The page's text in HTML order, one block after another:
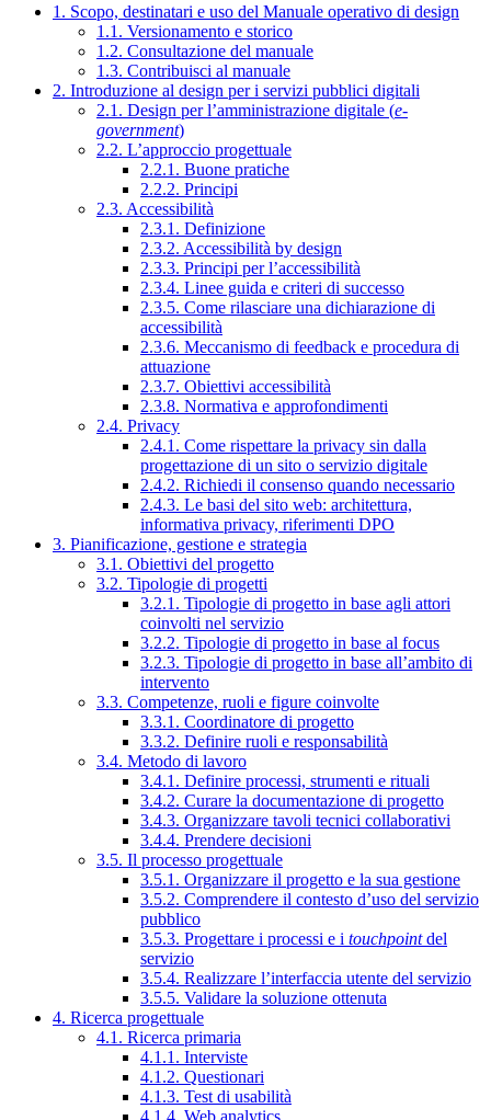
1. Scopo, destinatari e uso del Manuale operativo di design
1.1. Versionamento e storico
1.2. Consultazione del manuale
1.3. Contribuisci al manuale
2. Introduzione al design per i servizi pubblici digitali
2.1. Design per l’amministrazione digitale (e-
government)
2.2. L’approccio progettuale
2.2.1. Buone pratiche
2.2.2. Principi
2.3. Accessibilità
2.3.1. Definizione
2.3.2. Accessibilità by design
2.3.3. Principi per l’accessibilità
2.3.4. Linee guida e criteri di successo
2.3.5. Come rilasciare una dichiarazione di
accessibilità
2.3.6. Meccanismo di feedback e procedura di
attuazione
2.3.7. Obiettivi accessibilità
2.3.8. Normativa e approfondimenti
2.4. Privacy
2.4.1. Come rispettare la privacy sin dalla
progettazione di un sito o servizio digitale
2.4.2. Richiedi il consenso quando necessario
2.4.3. Le basi del sito web: architettura,
informativa privacy, riferimenti DPO
3. Pianificazione, gestione e strategia
3.1. Obiettivi del progetto
3.2. Tipologie di progetti
3.2.1. Tipologie di progetto in base agli attori
coinvolti nel servizio
3.2.2. Tipologie di progetto in base al focus
3.2.3. Tipologie di progetto in base all’ambito di
intervento
3.3. Competenze, ruoli e figure coinvolte
3.3.1. Coordinatore di progetto
3.3.2. Definire ruoli e responsabilità
3.4. Metodo di lavoro
3.4.1. Definire processi, strumenti e rituali
3.4.2. Curare la documentazione di progetto
3.4.3. Organizzare tavoli tecnici collaborativi
3.4.4. Prendere decisioni
3.5. Il processo progettuale
3.5.1. Organizzare il progetto e la sua gestione
3.5.2. Comprendere il contesto d’uso del servizio
pubblico
3.5.3. Progettare i processi e i touchpointdel
servizio
3.5.4. Realizzare l’interfaccia utente del servizio
3.5.5. Validare la soluzione ottenuta
4. Ricerca progettuale
4.1. Ricerca primaria
4.1.1. Interviste
4.1.2. Questionari
4.1.3. Test di usabilità
4.1.4. Web analytics